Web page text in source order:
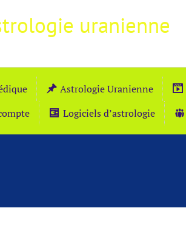
uranienne
Astrologie Uranienne
Logiciels d’astrologie